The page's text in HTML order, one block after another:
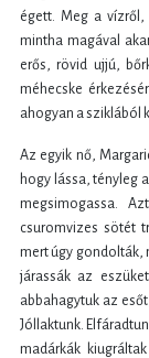
égett. Meg a
mintha magával
erős, rövid ujjú,
méhecske
ahogyan a sziklából
Az egyik nő,
hogy lássa, tényleg
megsimogassa.
csuromvizes sötét
mert úgy gondolták,
járassák az
abbahagytuk az
Jóllaktunk.
madárkák